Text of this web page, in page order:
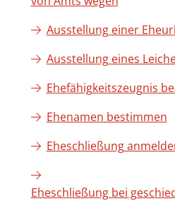
Ausstellung einer
Ausstellung eines
Ehefähigkeitszeugnis
Ehenamen bestimmen
Eheschließung
Eheschließung bei